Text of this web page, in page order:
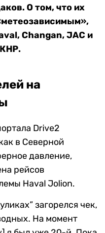
О том, что их
Changan, JAC и
на
Drive2
в Северной
давление,
рейсов
Haval Jolion.
загорелся чек,
На момент